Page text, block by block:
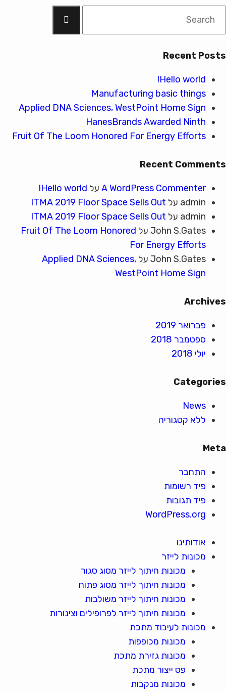
for:
Recent Posts
Hello world!
Manufacturing basic things
Applied DNA Sciences, WestPoint Home Sign
HanesBrands Awarded Ninth
Fruit Of The Loom Honored For Energy Efforts
Recent Comments
A WordPress Commenter על Hello world!
admin על ITMA 2019 Floor Space Sells Out
admin על ITMA 2019 Floor Space Sells Out
John S.Gates על Fruit Of The Loom Honored
For Energy Efforts
John S.Gates על Applied DNA Sciences,
WestPoint Home Sign
Archives
פברואר 2019
ספטמבר 2018
יולי 2018
Categories
News
ללא קטגוריה
Meta
התחבר
פיד רשומות
פיד תגובות
WordPress.org
אודותינו
מכונות לייזר
מכונות חיתוך לייזר מסוג סגור
מכונות חיתוך לייזר מסוג פתוח
מכונות חיתוך לייזר משולבות
מכונות חיתוך לייזר לפרופילים וצינורות
מכונות לעיבוד מתכת
מכונות מכופפות
מכונות גזירת מתכת
פס ייצור מתכת
מכונות מנקבות